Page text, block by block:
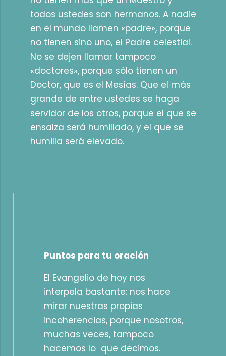
todos ustedes son hermanos. A nadie
en el mundo llamen «padre», porque
no tienen sino uno, el Padre celestial.
No se dejen llamar tampoco
«doctores», porque sólo tienen un
Doctor, que es el Mesías. Que el más
grande de entre ustedes se haga
servidor de los otros, porque el que se
ensalza será humillado, y el que se
humilla será elevado.
Puntos para tu oración
El Evangelio de hoy nos
interpela bastante: nos hace
mirar nuestras propias
incoherencias, porque nosotros,
muchas veces, tampoco
hacemos lo que decimos.